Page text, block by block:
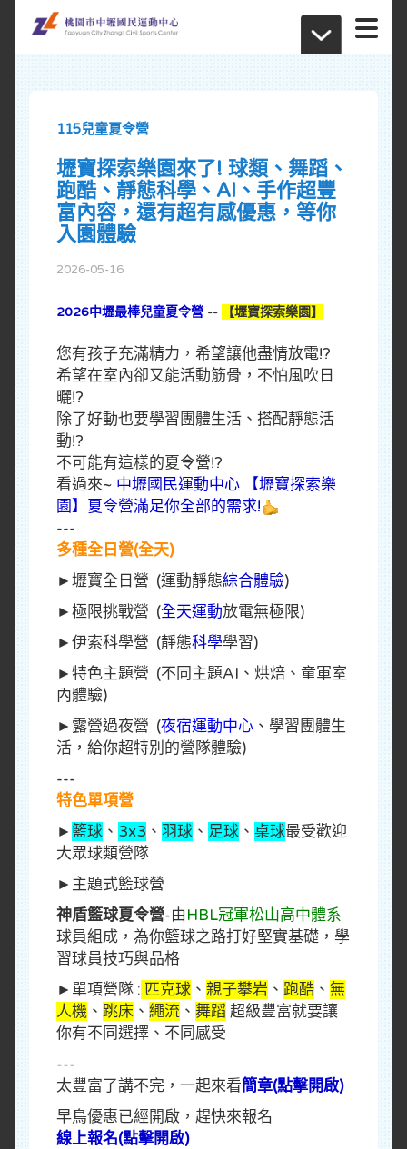
115兒童夏令營
壢寶探索樂園來了! 球類、舞蹈、
跑酷、靜態科學、AI、手作超豐
富內容，還有超有感優惠，等你
入園體驗
2026-05-16
2026中壢最棒兒童夏令營 -- 【壢寶探索樂園】
您有孩子充滿精力，希望讓他盡情放電!?
希望在室內卻又能活動筋骨，不怕風吹日
曬!?
除了好動也要學習團體生活、搭配靜態活
動!?
不可能有這樣的夏令營!?
看過來~ 中壢國民運動中心 【壢寶探索樂
園】夏令營滿足你全部的需求!
---
多種全日營(全天)
►壢寶全日營 (運動靜態綜合體驗)
►極限挑戰營 (全天運動放電無極限)
►伊索科學營 (靜態科學學習)
►特色主題營 (不同主題AI、烘焙、童軍室
內體驗)
►露營過夜營 (夜宿運動中心 、學習團體生
活，給你超特別的營隊體驗)
---
特色單項營
► 籃球 、 3x3 、 羽球 、 足球 、 桌球最受歡迎
大眾球類營隊
►主題式籃球營
神盾籃球夏令營-由HBL冠軍松山高中體系
球員組成，為你籃球之路打好堅實基礎，學
習球員技巧與品格
►單項營隊 : 匹克球 、 親子攀岩 、 跑酷 、 無
人機 、 跳床 、 繩流 、 舞蹈 超級豐富就要讓
你有不同選擇、不同感受
---
太豐富了講不完，一起來看簡章(點擊開啟)
早鳥優惠已經開啟，趕快來報名
線上報名(點擊開啟)